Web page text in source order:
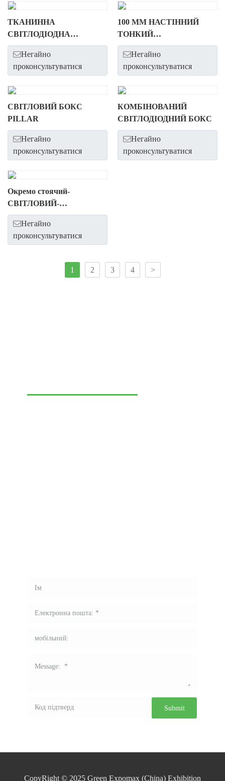
ТКАНИННА
СВІТЛОДІОДНА
СВІТЛОВА ПІДСТАВКА/
НАСТІНА З
ПІДСВІТЛЕННЯМ
Негайно
проконсультуватися
100 ММ НАСТІННИЙ
ТОНКИЙ
СВІТЛОДІОДНИЙ ЯЩИК
Негайно
проконсультуватися
СВІТЛОВИЙ БОКС
PILLAR
Негайно
проконсультуватися
КОМБІНОВАНИЙ
СВІТЛОДІОДНИЙ БОКС
Негайно
проконсультуватися
Окремо стоячий-
СВІТЛОВИЙ-
СВІТЛОДІОДНИЙ-БОКС-
З-ВИСОКОЮ ЯКІСТЬЮ
Негайно
проконсультуватися
1 2 3 4 >
CopyRight © 2025 Green Expomax (China) Exhibition